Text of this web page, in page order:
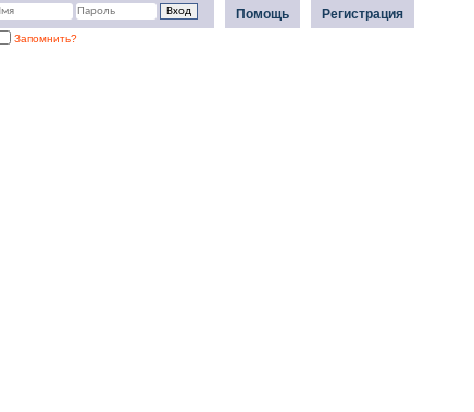
Регистрация
Помощь
Запомнить?